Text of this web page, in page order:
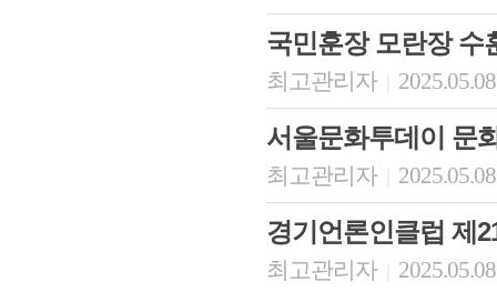
국민훈장 모란장 수
최고관리자
서울문화투데이 문
최고관리자
경기언론인클럽 제
최고관리자